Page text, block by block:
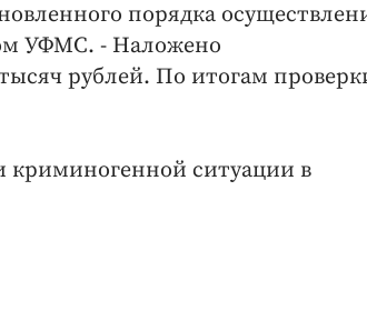
порядка
УФМС. - Наложено
рублей. По итогам
криминогенной ситуации в